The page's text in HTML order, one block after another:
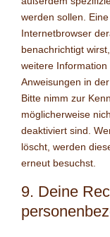
werden sollen.
Internetbrowser
benachrichtigt
weitere
Anweisungen in
Bitte nimm zur
möglicherweise
deaktiviert sind.
löscht, werden
erneut besuchst.
9. Deine